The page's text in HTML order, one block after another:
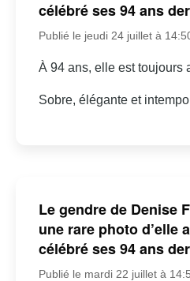
célébré ses 94 ans
Publié le jeudi 24 juillet à
À 94 ans, elle est toujours
Sobre, élégante et
Le gendre de Denise
une rare photo d’elle
célébré ses 94 ans
Publié le mardi 22 juillet à